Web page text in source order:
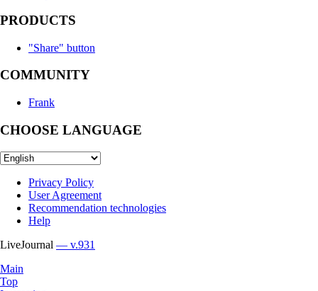
PRODUCTS
"Share" button
COMMUNITY
Frank
CHOOSE LANGUAGE
Privacy Policy
User Agreement
Recommendation technologies
Help
LiveJournal — v.931
Main
Top